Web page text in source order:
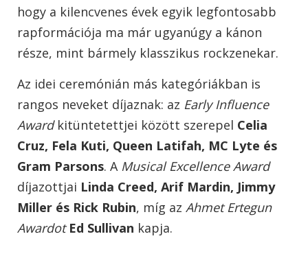
hogy a kilencvenes évek egyik legfontosabb
rapformációja ma már ugyanúgy a kánon
része, mint bármely klasszikus rockzenekar.
Az idei ceremónián más kategóriákban is
rangos neveket díjaznak: az Early Influence
Awardkitüntetettjei között szerepel Celia
Cruz, Fela Kuti, Queen Latifah, MC Lyte és
Gram Parsons. A Musical Excellence Award
díjazottjai Linda Creed, Arif Mardin, Jimmy
Miller és Rick Rubin, míg az Ahmet Ertegun
Awardot Ed Sullivan kapja.